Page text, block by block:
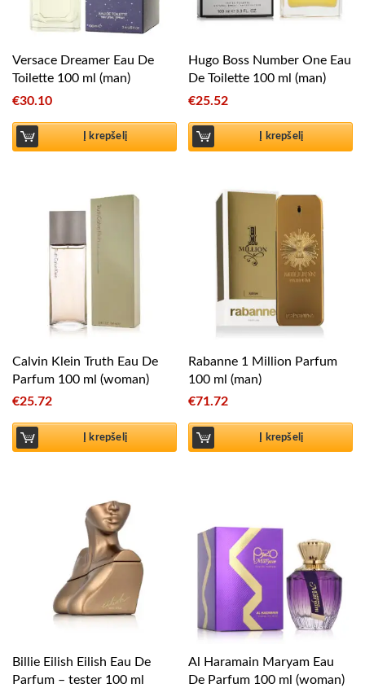
Versace Dreamer Eau De
Toilette 100 ml (man)
€30.10
Į krepšelį
Hugo Boss Number One Eau
De Toilette 100 ml (man)
€25.52
Į krepšelį
Calvin Klein Truth Eau De
Parfum 100 ml (woman)
€25.72
Į krepšelį
Rabanne 1 Million Parfum
100 ml (man)
€71.72
Į krepšelį
Billie Eilish Eilish Eau De
Parfum – tester 100 ml
Al Haramain Maryam Eau
De Parfum 100 ml (woman)